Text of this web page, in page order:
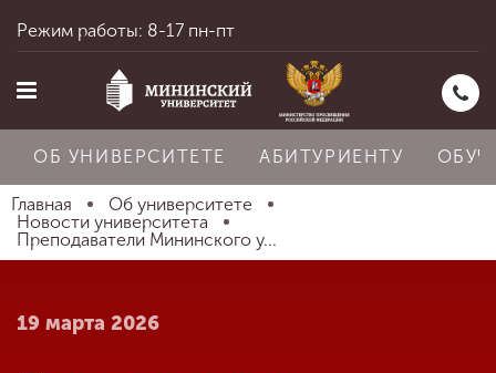
Главная
Режим работы: 8-17 пн-пт
ОБ УНИВЕРСИТЕТЕ АБИТУРИЕНТУ
Главная
Об университете
Новости университета
Преподаватели Мининского у...
19 марта 2026